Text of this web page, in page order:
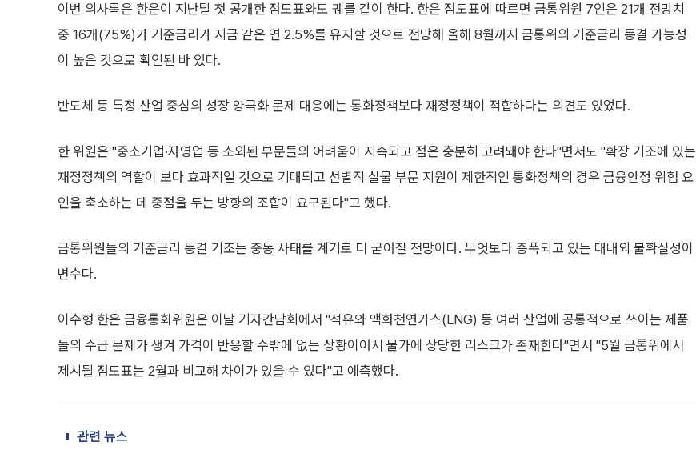
이번 의사록은 한은이 지난달 첫 공개한 점도표와도 궤를 같이 한다. 한은 점도표에 따르면 금통위원 7인은 21개 전망치
중 16개(75%)가 기준금리가 지금 같은 연 2.5%를 유지할 것으로 전망해 올해 8월까지 금통위의 기준금리 동결 가능성
이 높은 것으로 확인된 바 있다.
반도체 등 특정 산업 중심의 성장 양극화 문제 대응에는 통화정책보다 재정정책이 적합하다는 의견도 있었다.
한 위원은 "중소기업·자영업 등 소외된 부문들의 어려움이 지속되고 점은 충분히 고려돼야 한다"면서도 "확장 기조에 있는
재정정책의 역할이 보다 효과적일 것으로 기대되고 선별적 실물 부문 지원이 제한적인 통화정책의 경우 금융안정 위험 요
인을 축소하는 데 중점을 두는 방향의 조합이 요구된다"고 했다.
금통위원들의 기준금리 동결 기조는 중동 사태를 계기로 더 굳어질 전망이다. 무엇보다 증폭되고 있는 대내외 불확실성이
변수다.
이수형 한은 금융통화위원은 이날 기자간담회에서 "석유와 액화천연가스(LNG) 등 여러 산업에 공통적으로 쓰이는 제품
들의 수급 문제가 생겨 가격이 반응할 수밖에 없는 상황이어서 물가에 상당한 리스크가 존재한다"면서 "5월 금통위에서
제시될 점도표는 2월과 비교해 차이가 있을 수 있다"고 예측했다.
관련 뉴스